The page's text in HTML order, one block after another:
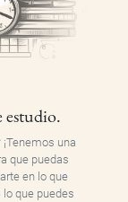
estudio.
una
que puedas
en lo que
que puedes